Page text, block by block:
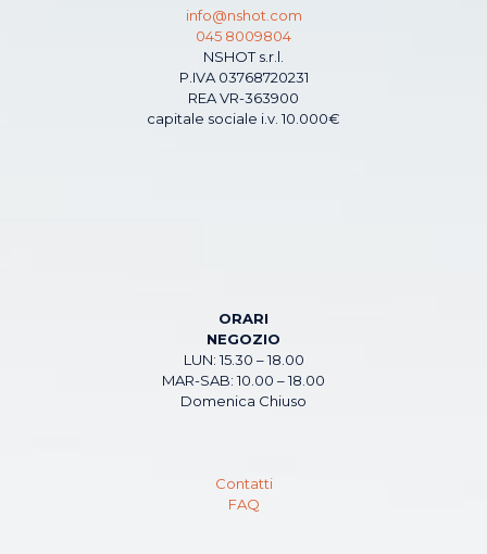
info@nshot.com
045 8009804
NSHOT s.r.l.
P.IVA 03768720231
REA VR-363900
capitale sociale i.v. 10.000€
ORARI
NEGOZIO
LUN: 15.30 – 18.00
MAR-SAB: 10.00 – 18.00
Domenica Chiuso
Contatti
FAQ